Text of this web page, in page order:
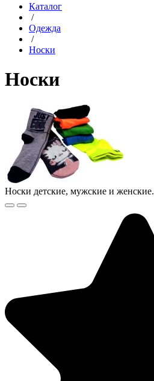
Каталог
/
Одежда
/
Носки
Носки
Носки детские, мужские и женские.